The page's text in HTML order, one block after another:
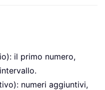
il primo numero,
numeri aggiuntivi,